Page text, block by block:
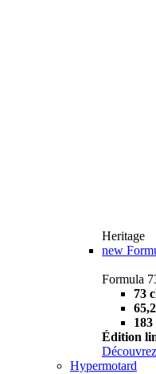
Heritage
new
Formula
73
Édition
Hypermotard